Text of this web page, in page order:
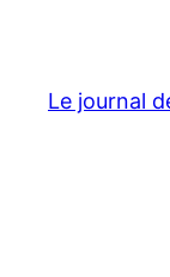
contenu
Le journal